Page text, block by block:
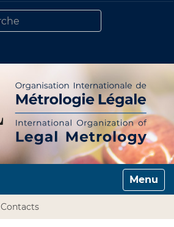
Toggle
Contacts